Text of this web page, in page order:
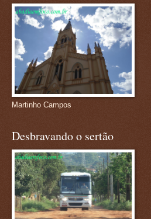
Martinho Campos
Desbravando o sertão